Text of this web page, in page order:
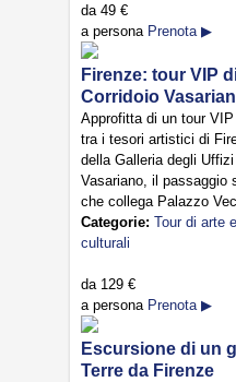
da 49 €
a persona Prenota ▶
Firenze: tour VIP
Corridoio
Approfitta di un tour
tra i tesori artistici di
della Galleria degli
Vasariano, il passaggio
che collega Palazzo
Categorie: Tour di arte
culturali
da 129 €
a persona Prenota ▶
Escursione di un
Terre da Firenze